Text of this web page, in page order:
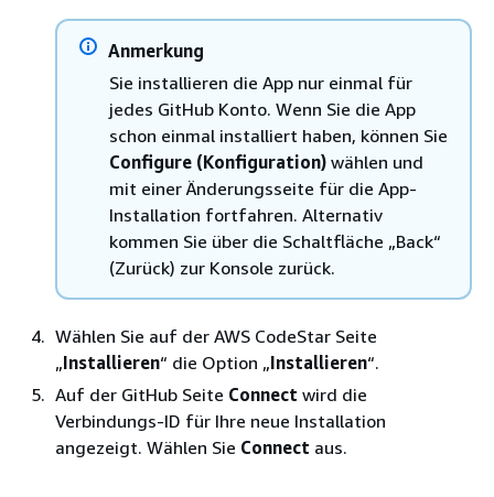
Anmerkung
Sie installieren die App nur einmal für
jedes GitHub Konto. Wenn Sie die App
schon einmal installiert haben, können Sie
Configure (Konfiguration) wählen und
mit einer Änderungsseite für die App-
Installation fortfahren. Alternativ
kommen Sie über die Schaltfläche „Back“
(Zurück) zur Konsole zurück.
Wählen Sie auf der AWS CodeStar Seite
„Installieren“ die Option „Installieren“.
Auf der GitHub Seite Connect wird die
Verbindungs-ID für Ihre neue Installation
angezeigt. Wählen Sie Connect aus.